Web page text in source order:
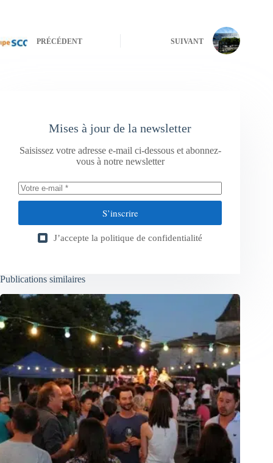
PRÉCÉDENT SUIVANT
Mises à jour de la newsletter
Saisissez votre adresse e-mail ci-dessous et abonnez-
vous à notre newsletter
S’inscrire
J’accepte la politique de confidentialité
Publications similaires